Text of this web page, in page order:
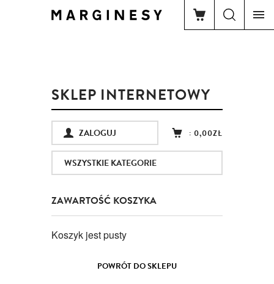
SKLEP INTERNETOWY
ZALOGUJ : 0,00ZŁ
WSZYSTKIE KATEGORIE
ZAWARTOŚĆ KOSZYKA
Koszyk jest pusty
POWRÓT DO SKLEPU